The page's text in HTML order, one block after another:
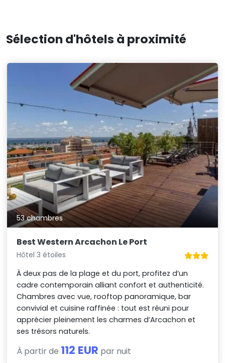
Sélection d'hôtels à proximité
53 chambres
Best Western Arcachon Le Port
Hôtel 3 étoiles
À deux pas de la plage et du port, profitez d’un
cadre contemporain alliant confort et authenticité.
Chambres avec vue, rooftop panoramique, bar
convivial et cuisine raffinée : tout est réuni pour
apprécier pleinement les charmes d’Arcachon et
ses trésors naturels.
À partir de 112 EUR par nuit